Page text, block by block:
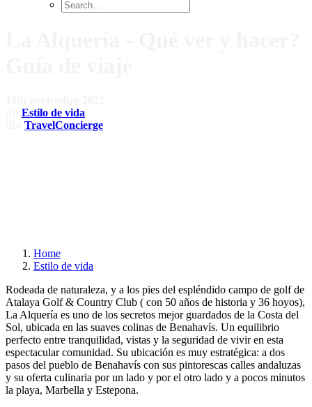
Estilo de vida
TravelConcierge
Home
Estilo de vida
Rodeada de naturaleza, y a los pies del espléndido campo de golf de
Atalaya Golf & Country Club ( con 50 años de historia y 36 hoyos),
La Alquería es uno de los secretos mejor guardados de la Costa del
Sol, ubicada en las suaves colinas de Benahavís. Un equilibrio
perfecto entre tranquilidad, vistas y la seguridad de vivir en esta
espectacular comunidad. Su ubicación es muy estratégica: a dos
pasos del pueblo de Benahavís con sus pintorescas calles andaluzas
y su oferta culinaria por un lado y por el otro lado y a pocos minutos
la playa, Marbella y Estepona.